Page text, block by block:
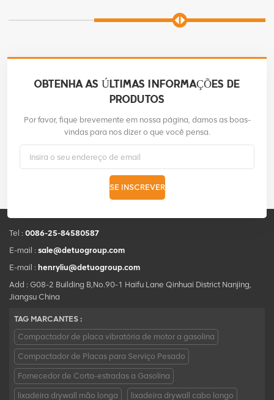
OBTENHA AS ÚLTIMAS INFORMAÇÕES DE
PRODUTOS
Por favor, fique brevemente em nossa página, damos as boas-
vindas para nos dizer o que você pensa.
SE INSCREVER
Tel : 0086-25-84580587
E-mail : sale@detuogroup.com
E-mail : henryliu@detuogroup.com
Add : G08-2 Building B,No.90-1 Haifu Lane Qinhuai District Nanjing,
Jiangsu China
TAG MARCANTES :
Compactador de placa vibratória de motor a gasolina
Compactador de Placas para Serviço Pesado
Fornecedor de Corta-estradas a Gasolina
lixadeira drywall mão longa lixadeira drywall cabo longo